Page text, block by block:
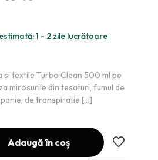
1 - 2 zile lucrătoare
textile Turbo Clean 500 ml pe
mirosurile din tesaturi, fumul de
de transpiratie […]
Adaugă în coș